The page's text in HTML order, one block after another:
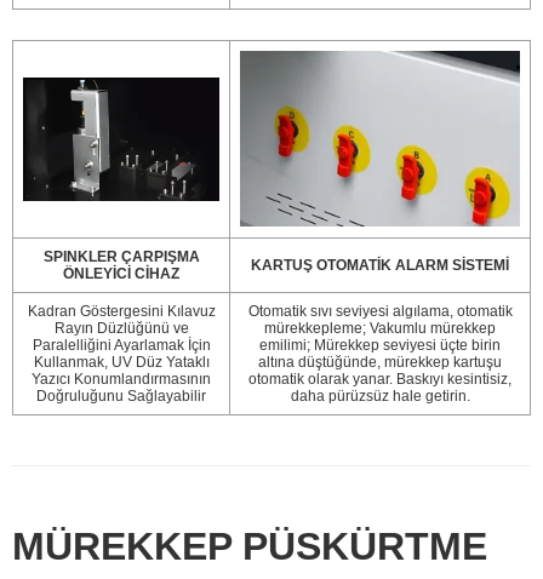
SPINKLER ÇARPIŞMA
ÖNLEYİCİ CİHAZ
KARTUŞ OTOMATİK ALARM SİSTEMİ
Kadran Göstergesini Kılavuz
Rayın Düzlüğünü ve
Paralelliğini Ayarlamak İçin
Kullanmak, UV Düz Yataklı
Yazıcı Konumlandırmasının
Doğruluğunu Sağlayabilir
Otomatik sıvı seviyesi algılama, otomatik
mürekkepleme; Vakumlu mürekkep
emilimi; Mürekkep seviyesi üçte birin
altına düştüğünde, mürekkep kartuşu
otomatik olarak yanar. Baskıyı kesintisiz,
daha pürüzsüz hale getirin.
MÜREKKEP PÜSKÜRTME